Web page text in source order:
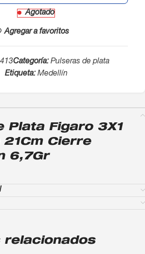
Agotado
Agregar a favoritos
Categoría: Pulseras de plata
Etiqueta: Medellín
Plata Figaro 3X1
Cierre
6,7Gr
relacionados